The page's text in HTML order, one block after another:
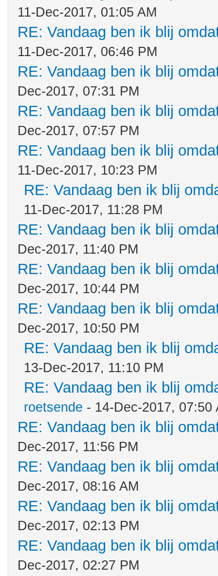
11-Dec-2017, 01:05 AM
RE: Vandaag ben ik blij
11-Dec-2017, 06:46 PM
RE: Vandaag ben ik blij
Dec-2017, 07:31 PM
RE: Vandaag ben ik blij
Dec-2017, 07:57 PM
RE: Vandaag ben ik blij
11-Dec-2017, 10:23 PM
RE: Vandaag ben ik blij
11-Dec-2017, 11:28 PM
RE: Vandaag ben ik blij
Dec-2017, 11:40 PM
RE: Vandaag ben ik blij
Dec-2017, 10:44 PM
RE: Vandaag ben ik blij
Dec-2017, 10:50 PM
RE: Vandaag ben ik blij
13-Dec-2017, 11:10 PM
RE: Vandaag ben ik blij
roetsende - 14-Dec-2017, 07:50
RE: Vandaag ben ik blij
Dec-2017, 11:56 PM
RE: Vandaag ben ik blij
Dec-2017, 08:16 AM
RE: Vandaag ben ik blij
Dec-2017, 02:13 PM
RE: Vandaag ben ik blij
Dec-2017, 02:27 PM